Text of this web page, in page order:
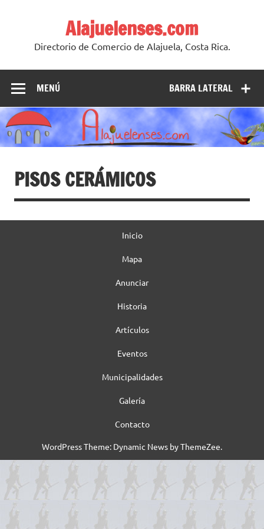
Alajuelenses.com
Directorio de Comercio de Alajuela, Costa Rica.
BARRA LATERAL
MENÚ
PISOS CERÁMICOS
Inicio
Mapa
Anunciar
Historia
Artículos
Eventos
Municipalidades
Galería
Contacto
WordPress Theme: Dynamic News by ThemeZee.